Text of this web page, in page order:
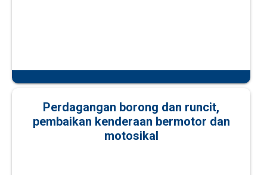
Perdagangan borong dan runcit,
pembaikan kenderaan bermotor dan
motosikal